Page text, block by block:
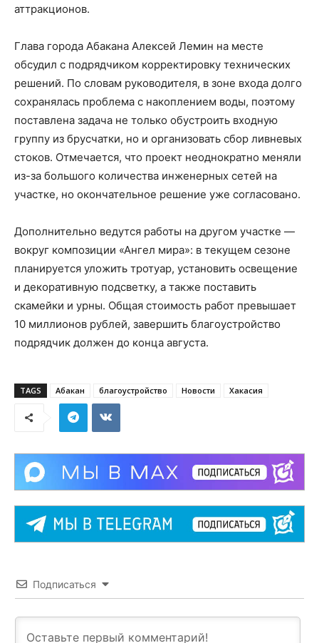
аттракционов.
Глава города Абакана Алексей Лемин на месте
обсудил с подрядчиком корректировку технических
решений. По словам руководителя, в зоне входа долго
сохранялась проблема с накоплением воды, поэтому
поставлена задача не только обустроить входную
группу из брусчатки, но и организовать сбор ливневых
стоков. Отмечается, что проект неоднократно меняли
из-за большого количества инженерных сетей на
участке, но окончательное решение уже согласовано.
Дополнительно ведутся работы на другом участке —
вокруг композиции «Ангел мира»: в текущем сезоне
планируется уложить тротуар, установить освещение
и декоративную подсветку, а также поставить
скамейки и урны. Общая стоимость работ превышает
10 миллионов рублей, завершить благоустройство
подрядчик должен до конца августа.
TAGS Абакан благоустройство Новости Хакасия
Подписаться